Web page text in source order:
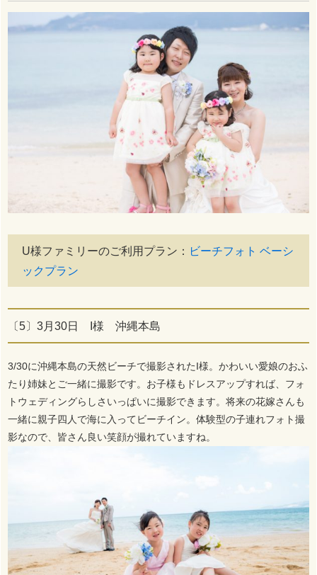
U様ファミリーのご利用プラン： ビーチフォト ベーシ
ックプラン
〔5〕3月30日 I様 沖縄本島
3/30に沖縄本島の天然ビーチで撮影されたI様。かわいい愛娘のおふ
たり姉妹とご一緒に撮影です。お子様もドレスアップすれば、フォ
トウェディングらしさいっぱいに撮影できます。将来の花嫁さんも
一緒に親子四人で海に入ってビーチイン。体験型の子連れフォト撮
影なので、皆さん良い笑顔が撮れていますね。